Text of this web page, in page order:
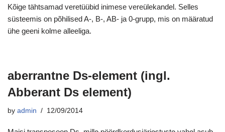
Kõige tähtsamad veretüübid inimese vereülekandel. Selles
süsteemis on põhilised A-, B-, AB- ja 0-grupp, mis on määratud
ühe geeni kolme alleeliga.
aberrantne Ds-element (ingl.
Abberant Ds element)
by admin 12/09/2014